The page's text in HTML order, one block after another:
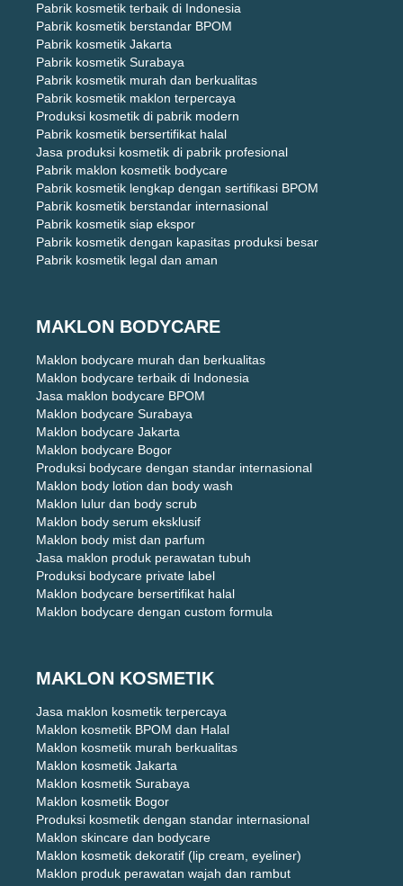
Pabrik kosmetik terbaik di Indonesia
Pabrik kosmetik berstandar BPOM
Pabrik kosmetik Jakarta
Pabrik kosmetik Surabaya
Pabrik kosmetik murah dan berkualitas
Pabrik kosmetik maklon terpercaya
Produksi kosmetik di pabrik modern
Pabrik kosmetik bersertifikat halal
Jasa produksi kosmetik di pabrik profesional
Pabrik maklon kosmetik bodycare
Pabrik kosmetik lengkap dengan sertifikasi BPOM
Pabrik kosmetik berstandar internasional
Pabrik kosmetik siap ekspor
Pabrik kosmetik dengan kapasitas produksi besar
Pabrik kosmetik legal dan aman
MAKLON BODYCARE
Maklon bodycare murah dan berkualitas
Maklon bodycare terbaik di Indonesia
Jasa maklon bodycare BPOM
Maklon bodycare Surabaya
Maklon bodycare Jakarta
Maklon bodycare Bogor
Produksi bodycare dengan standar internasional
Maklon body lotion dan body wash
Maklon lulur dan body scrub
Maklon body serum eksklusif
Maklon body mist dan parfum
Jasa maklon produk perawatan tubuh
Produksi bodycare private label
Maklon bodycare bersertifikat halal
Maklon bodycare dengan custom formula
MAKLON KOSMETIK
Jasa maklon kosmetik terpercaya
Maklon kosmetik BPOM dan Halal
Maklon kosmetik murah berkualitas
Maklon kosmetik Jakarta
Maklon kosmetik Surabaya
Maklon kosmetik Bogor
Produksi kosmetik dengan standar internasional
Maklon skincare dan bodycare
Maklon kosmetik dekoratif (lip cream, eyeliner)
Maklon produk perawatan wajah dan rambut